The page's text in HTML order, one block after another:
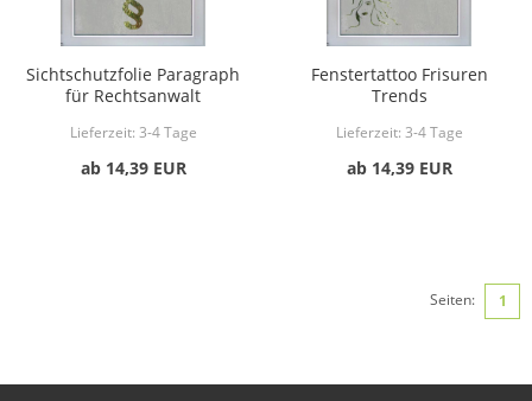
Sichtschutzfolie Paragraph
für Rechtsanwalt
Lieferzeit: 3-4 Tage
ab 14,39 EUR
Fenstertattoo Frisuren
Trends
Lieferzeit: 3-4 Tage
ab 14,39 EUR
Seiten: 1